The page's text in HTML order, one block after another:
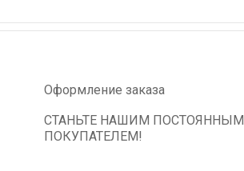
Оформление заказа
СТАНЬТЕ НАШИМ ПОСТОЯННЫМ
ПОКУПАТЕЛЕМ!